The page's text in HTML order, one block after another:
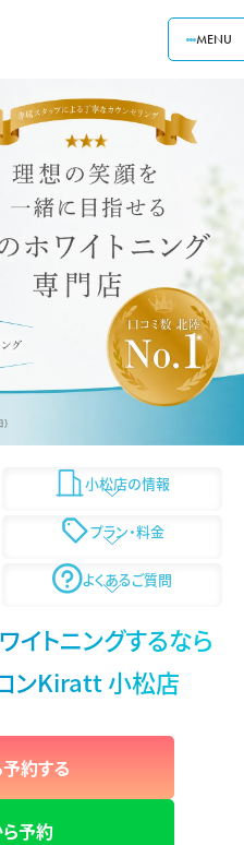
MENU
小松店の情報
プラン・料金
よくあるご質問
トニングするなら
ンKiratt 小松店
約する
予約